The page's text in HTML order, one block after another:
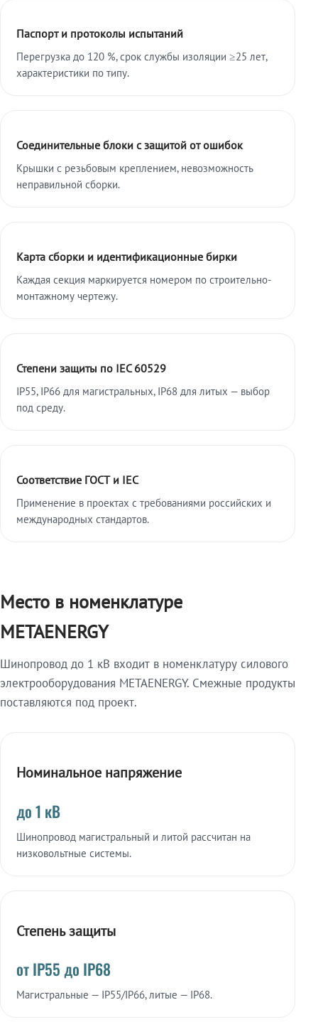
Паспорт и протоколы испытаний
Перегрузка до 120 %, срок службы изоляции ≥25 лет,
характеристики по типу.
Соединительные блоки с защитой от ошибок
Крышки с резьбовым креплением, невозможность
неправильной сборки.
Карта сборки и идентификационные бирки
Каждая секция маркируется номером по строительно-
монтажному чертежу.
Степени защиты по IEC 60529
IP55, IP66 для магистральных, IP68 для литых — выбор
под среду.
Соответствие ГОСТ и IEC
Применение в проектах с требованиями российских и
международных стандартов.
Место в номенклатуре
METAENERGY
Шинопровод до 1 кВ входит в номенклатуру силового
электрооборудования METAENERGY. Смежные продукты
поставляются под проект.
Номинальное напряжение
до 1 кВ
Шинопровод магистральный и литой рассчитан на
низковольтные системы.
Степень защиты
от IP55 до IP68
Магистральные — IP55/IP66, литые — IP68.